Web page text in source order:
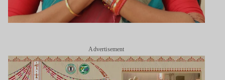
Advertisement